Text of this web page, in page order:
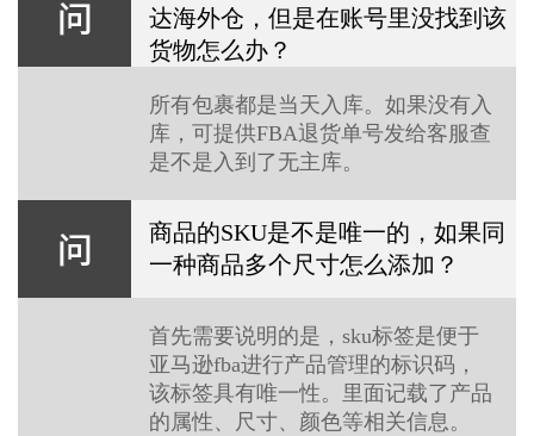
达海外仓，但是在账号里没找到该
货物怎么办？
所有包裹都是当天入库。如果没有入
库，可提供FBA退货单号发给客服查
是不是入到了无主库。
商品的SKU是不是唯一的，如果同
一种商品多个尺寸怎么添加？
首先需要说明的是，sku标签是便于
亚马逊fba进行产品管理的标识码，
该标签具有唯一性。里面记载了产品
的属性、尺寸、颜色等相关信息。